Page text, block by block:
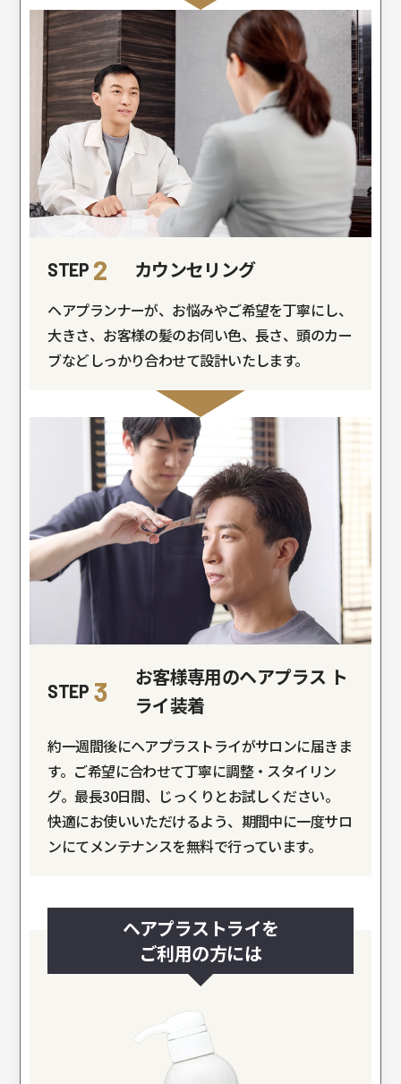
STEP 2 カウンセリング
ヘアプランナーが、お悩みやご希望を丁寧にし、
大きさ、お客様の髪のお伺い色、長さ、頭のカー
ブなどしっかり合わせて設計いたします。
STEP 3
お客様専用のヘアプラス ト
ライ装着
約一週間後にヘアプラストライがサロンに届きま
す。ご希望に合わせて丁寧に調整・スタイリン
グ。最長30日間、じっくりとお試しください。
快適にお使いいただけるよう、期間中に一度サロ
ンにてメンテナンスを無料で行っています。
ヘアプラストライを
ご利用の方には